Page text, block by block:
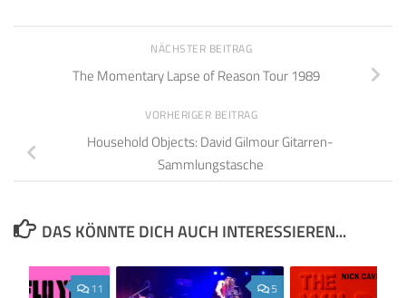
NÄCHSTER BEITRAG
The Momentary Lapse of Reason Tour 1989
VORHERIGER BEITRAG
Household Objects: David Gilmour Gitarren-
Sammlungstasche
DAS KÖNNTE DICH AUCH INTERESSIEREN...
5
11